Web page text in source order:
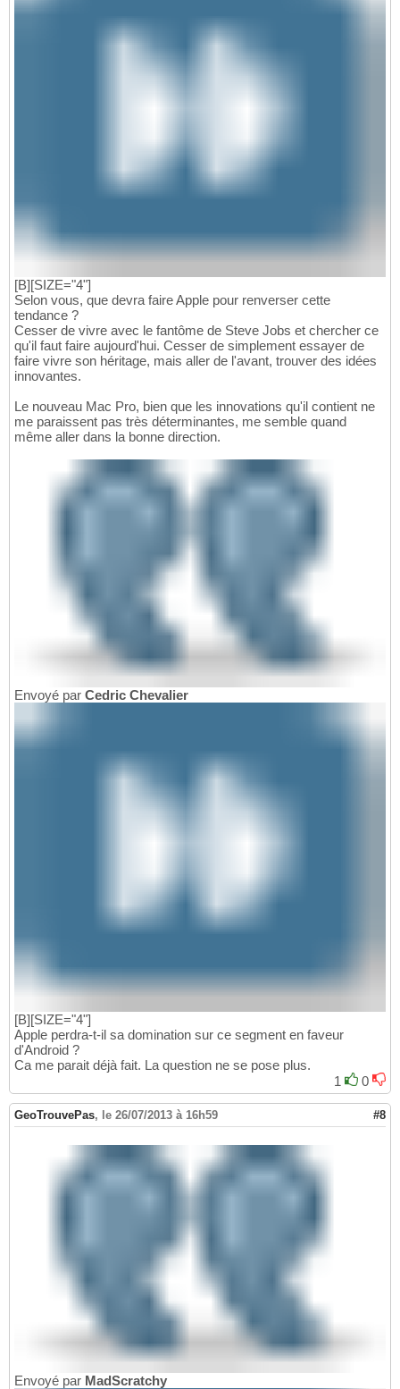
[B][SIZE="4"]
Selon vous, que devra faire Apple pour renverser cette
tendance ?
Cesser de vivre avec le fantôme de Steve Jobs et chercher ce
qu'il faut faire aujourd'hui. Cesser de simplement essayer de
faire vivre son héritage, mais aller de l'avant, trouver des idées
innovantes.
Le nouveau Mac Pro, bien que les innovations qu'il contient ne
me paraissent pas très déterminantes, me semble quand
même aller dans la bonne direction.
Envoyé par Cedric Chevalier
[B][SIZE="4"]
Apple perdra-t-il sa domination sur ce segment en faveur
d'Android ?
Ca me parait déjà fait. La question ne se pose plus.
1
0
GeoTrouvePas, le 26/07/2013 à 16h59 #8
Envoyé par MadScratchy